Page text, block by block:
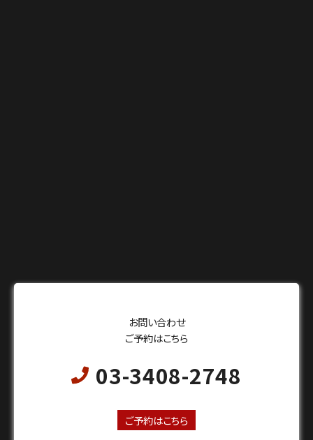
お問い合わせ
ご予約はこちら
03-3408-2748
ご予約はこちら